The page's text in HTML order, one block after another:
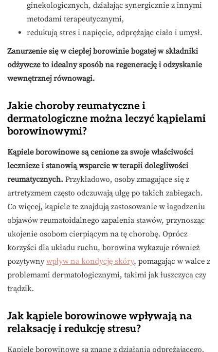
ginekologicznych, działając synergicznie z innymi
metodami terapeutycznymi,
redukują stres i napięcie, odprężając ciało i umysł.
Zanurzenie się w ciepłej borowinie bogatej w składniki
odżywcze to idealny sposób na regenerację i odzyskanie
wewnętrznej równowagi.
Jakie choroby reumatyczne i
dermatologiczne można leczyć kąpielami
borowinowymi?
Kąpiele borowinowe są cenione za swoje właściwości
lecznicze i stanowią wsparcie w terapii dolegliwości
reumatycznych. Przykładowo, osoby zmagające się z
artretyzmem często odczuwają ulgę po takich zabiegach.
Co więcej, kąpiele te znajdują zastosowanie w łagodzeniu
objawów reumatoidalnego zapalenia stawów, przynosząc
ukojenie osobom cierpiącym na tę chorobę. Oprócz
korzyści dla układu ruchu, borowina wykazuje również
pozytywny wpływ na kondycję skóry, pomagając w walce z
problemami dermatologicznymi, takimi jak łuszczyca czy
trądzik.
Jak kąpiele borowinowe wpływają na
relaksację i redukcję stresu?
Kąpiele borowinowe są znane z działania odprężającego,